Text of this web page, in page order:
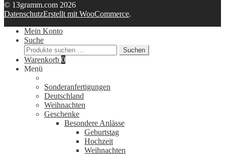
© 13gramm.com 2026
DatenschutzErstellt mit WooCommerce.
Mein Konto
Suche
Suchen
nach:
Suchen
Warenkorb 0
Menü
Sonderanfertigungen
Deutschland
Weihnachten
Geschenke
Besondere Anlässe
Geburtstag
Hochzeit
Weihnachten